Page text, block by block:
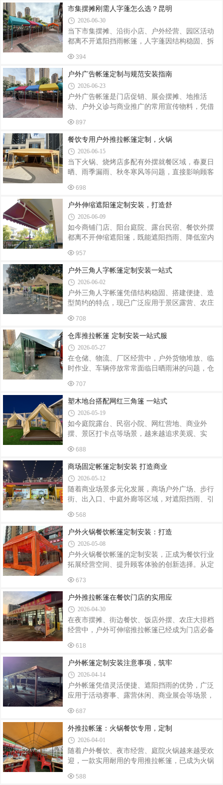
锈、防开裂材质；紫外线较强区域，建议选用抗
范围，电动推拉雨棚成为不少商户、工厂的优选
产品，本地采购可以找昆明飞宏帐篷厂。昆明飞
宏帐篷厂是本地深耕帐篷、推拉雨棚定制生产的
实体厂家，主营各类手动、电动推拉雨棚，同时
配套各类常规户外帐篷制作，适配云南本地多变
的气候环境，面向昆明及周边城市商户、工厂、
相比传统固定棚体优势突出，依靠电动控制
市集摆摊刚需人字蓬怎么选？昆明
2026-06-30
当下市集摆摊、沿街小店、户外经营、园区活动
都离不开遮阳挡雨帐篷，人字蓬因结构稳固、拆
昆明摆摊创业者、商铺经营者想找能按需定制、
包安装的本地帐篷工厂，今天带大家实拍人字蓬
落地效果，分享靠谱定制选择 —— 昆明飞宏帐篷
厂。一、人字蓬适配多类经营场景，实用性拉满
人字蓬之所以广受摆摊商户喜爱，核心是结构优
势适配户外经营需求：空间宽敞不压抑：人字顶
斜向排水，篷下无遮挡立柱，摆摊摆放货架、桌
鲜摊位都适用；防雨防晒性能出色：倾斜
394
户外广告帐篷定制与规范安装指南
2026-06-23
户外广告帐篷是门店促销、展会摆摊、地推活
动、户外义诊与商业推广的常用宣传物料，凭借
业线下品牌引流的核心载体。广告帐篷的定制质
量与安装规范性，直接影响户外使用安全性与品
牌展示质感。优质的定制设计搭配标准安装工
艺，既能保障帐篷防风防雨、稳固耐用，又能最
大化发挥户外宣传价值。精准定制是打造高品质
广告帐篷的基础。在定制前期，需结合使用场景
确定帐篷规格，常见的2×2米、3×3米、3×4.5米等
尤为关键，户外推广优先选用加厚牛津布、
897
餐饮专用户外推拉帐篷定制，火锅
2026-06-15
当下火锅、烧烤店多配有外摆就餐区域，春夏日
晒、雨季漏雨、秋冬寒风等问题，直接影响顾客
间无法灵活调整，普通简易帐篷耐用性差，难以
适配餐饮高频使用场景，餐饮专用户外推拉伸缩
帐篷成为众多火锅烧烤门店的首选，支持全尺
寸、款式个性化定制，一站式解决门店外摆经营
难题。餐饮经营对帐篷的实用性、耐用性要求远
高于普通家用帐篷。火锅烧烤环境油烟大、炭火
温度高，同时户外长期经受日晒雨淋，普通薄款
定制推拉帐篷，篷布选用加厚 PVC 涂油阻燃面
698
户外伸缩遮阳篷定制安装，打造舒
2026-06-09
如今商铺门店、阳台庭院、露台民宿、餐饮外摆
都离不开伸缩遮阳篷，既能遮阳挡雨、降低室内
业定制安装伸缩遮阳篷，可适配不同场地尺寸、
风格需求，一站式解决户外遮阳难题。市面上成
品遮阳篷尺寸单一，很多门店、庭院存在异形墙
面、窄门头、超大外摆等特殊工况，统一规格产
品无法贴合安装，还会出现漏水、支架不稳、开
合卡顿等问题。定制伸缩遮阳篷可根据实地长
宽、墙体承重、采光需求量身设计，从面料、骨
类场景。遮阳篷核心分为骨架与防水面料两大
957
户外三角人字帐篷定制安装一站式
2026-06-02
户外三角人字帐篷凭借结构稳固、搭建便捷、造
型简约的特点，现已广泛应用于景区露营、农庄
景。随着户外经济持续升温，标准化成品帐篷难
以满足场地尺寸、环境地貌、使用功能的差异化
需求，个性化定制与专业落地安装成为行业主流
选择。专业帐篷定制服务商依托成熟工艺与实地
勘测经验，从方案设计到落地安装全流程跟进，
为各类经营主体打造适配场地的人字三角帐篷。
三角人字帐篷采用人字坡面结构，力学布局合
出众。定制服务打破成品固定规格限制，可根
708
仓库推拉帐篷 定制安装一站式服
2026-05-27
在仓储、物流、厂区经营中，户外货物堆放、临
时作业、车辆停放常常面临日晒雨淋的问题，仓
优势，成为众多企业的优选设施。结合场地实际
需求进行定制化设计与规范安装，才能充分发挥
帐篷的使用价值，延长使用寿命。定制是打造适
配帐篷的首要环节。我们会根据客户场地尺寸、
使用场景、货物堆放规模实地勘测，精准规划整
体规格。针对不同使用环境，区分材质配置：篷
布选用耐磨、防水、防晒、抗老化面料，抵御风
加厚镀锌管材或铝合金材质，结构稳固、不
707
塑木地台搭配网红三角篷 一站式
2026-05-19
如今庭院露台、民宿小院、网红营地、商业外
摆、景区打卡点等场景，越来越追求美观、实
角篷组合，凭借颜值出众、耐用抗造、氛围感强
的优势，成为当下户外空间改造的热门选择。我
们专注塑木地台铺装、网红三角篷定制、整体配
套安装一站式服务，为客户打造安全美观、风格
统一的户外休闲空间。塑木地台作为户外地面核
心，采用环保塑木材料制成，防水防潮、防腐防
虫，不惧日晒雨淋，不易开裂变形，适配云南多
塑木免油漆、免养护，后期几乎零维护成本，防
688
商场固定帐篷定制安装 打造商业
2026-05-12
随着商业场景多元化发展，商场户外广场、步行
街、出入口、中庭外廊等区域，对遮阳挡雨、引
凭借造型美观、稳固耐用、遮阳防雨、适配商业
氛围等优势，成为各大购物中心、商业广场、商
业街标配户外配套设施。商场固定帐篷采用钢结
构框架搭配加厚阻燃篷布，整体结构稳固抗风，
可适应常年户外暴晒、风雨侵袭等环境。主体框
架选用优质镀锌钢管或铝合金材质，防锈防腐、
不易变形，使用寿命长；篷布选用高密度防晒面
易褪色的特点，长期使用依旧外观整洁大气
568
户外火锅餐饮帐篷定制安装：打造
2026-05-08
户外火锅餐饮帐篷的定制安装，正成为餐饮行业
拓展经营空间、提升顾客体验的创新选择。从定
观性，为顾客打造灵活舒适的户外用餐环境。定
制设计：贴合需求，彰显特色户外火锅帐篷的定
制需以场地条件与经营需求为核心。例如，街角
火锅店因户外空间不规则，可定制异形帐篷，通
过模块化拼接充分利用每一寸空间；若场地平坦
开阔，则可选择标准长方形或方形帐篷，长度按
需延伸，满足不同规模用餐需求。材质选择上，
确保在恶劣天气下稳定；篷布需选用防水、
673
户外推拉帐篷在餐饮门店的实用应
2026-04-30
在夜市摆摊、街边餐饮、饭店外摆、农庄大排档
经营中，户外可伸缩推拉帐篷已经成为门店必备
高的特点，完美适配餐饮行业户外经营需求，有
效拓宽营业面积，提升食客用餐体验。餐饮门店
使用推拉帐篷，首先能够拓展户外经营区域。很
多室内店面空间有限，用餐高峰期座位紧张，加
装推拉帐篷后可打造露天就餐区，轻松增加多张
餐桌，承接更多客流，直接提升门店营业额。不
管是街边小吃店、烧烤大排档、奶茶冷饮店，还
阳防雨效果突出，保障全天候经营。日常晴
618
户外帐篷定制安装注意事项，筑牢
2026-04-14
户外帐篷凭借灵活便捷、遮阳挡雨的优势，广泛
应用于活动赛事、露营休闲、商业展会等场景，
直接关系到使用安全、使用寿命及使用体验，若
安装不规范，易出现坍塌、漏雨、松动等隐患。
结合户外实操经验，梳理户外帐篷定制安装核心
注意事项，为相关从业者及使用者提供参考。安
装前准备，做好场地与产品核查。首先勘察安装
场地，清理杂物、尖锐石块等障碍物，确保场地
平整、坚实，避免地面凹凸不平导致帐篷受力不
687
外推拉帐篷：火锅餐饮专用，定制
2026-04-01
随着户外餐饮、夜市经营、庭院火锅越来越受欢
迎，一款实用耐用的专用推拉帐篷，已成为火锅
为火锅餐饮场景定制的户外推拉帐篷，兼具遮
588